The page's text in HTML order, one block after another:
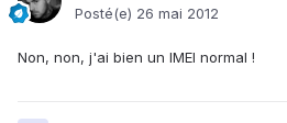
Posté(e) 26 mai 2012
Non, non, j'ai bien un IMEI normal !